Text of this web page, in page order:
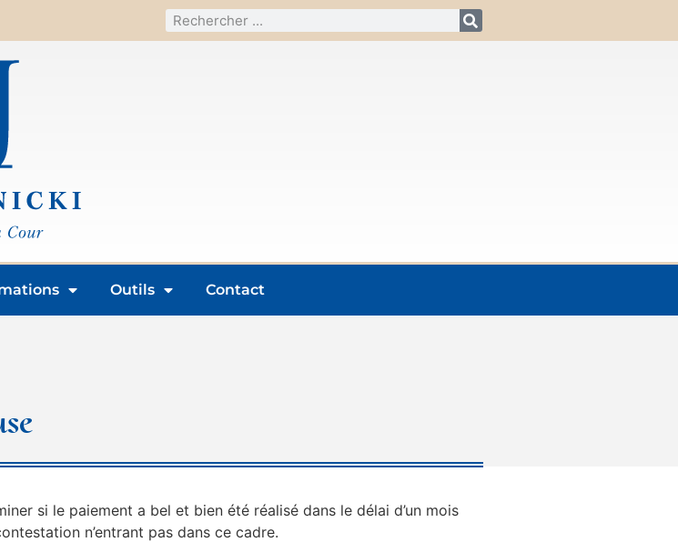
Outils Contact
si le paiement a bel et bien été réalisé dans le délai d’un mois
n’entrant pas dans ce cadre.